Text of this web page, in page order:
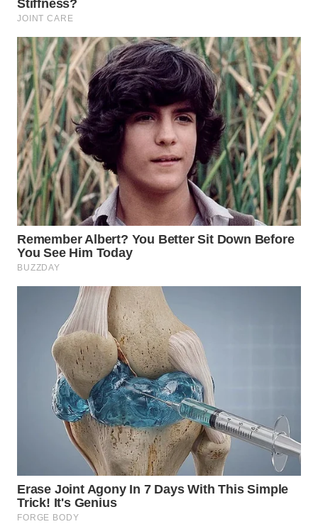
WN
WN
DEPOK
WN
TAPANULI
UTARA
WN
SAMOSIR
WN
PADANG
LAWAS
SUMEDANG
WN
CIANJUR
WN
KEPULAUAN
SERIBU
WN
TANGERANG